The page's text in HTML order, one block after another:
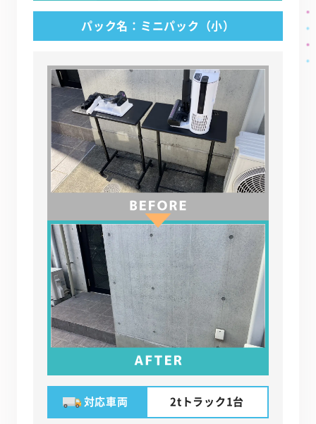
パック名：ミニパック（小）
対応車両 2tトラック1台